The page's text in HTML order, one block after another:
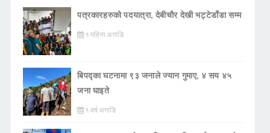
पत्रकारहरुको पदयात्रा, देबीचौर देखी भट्टेडाँडा सम्म
१ महिना अगाडि
बिपद्का घटनामा ९३ जनाले ज्यान गुमाए, ४ सय ४५
जना घाइते
१ वर्ष अगाडि